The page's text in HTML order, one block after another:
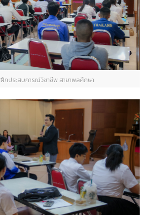
ฝึกประสบการณ์วิชาชีพ สาขาพลศึกษา